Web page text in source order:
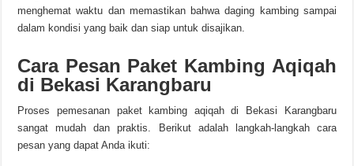
menghemat waktu dan memastikan bahwa daging kambing sampai
dalam kondisi yang baik dan siap untuk disajikan.
Cara Pesan Paket Kambing Aqiqah
di Bekasi Karangbaru
Proses pemesanan paket kambing aqiqah di Bekasi Karangbaru
sangat mudah dan praktis. Berikut adalah langkah-langkah cara
pesan yang dapat Anda ikuti: